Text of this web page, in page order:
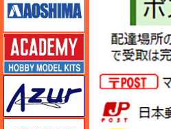
アカデミー
アズール
アスカモデル